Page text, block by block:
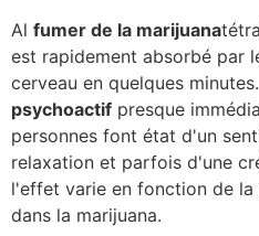
Al fumer de la marijuana
est rapidement absorbé par
cerveau en quelques
psychoactif presque
personnes font état d'un
relaxation et parfois d'une
l'effet varie en fonction de la
dans la marijuana.